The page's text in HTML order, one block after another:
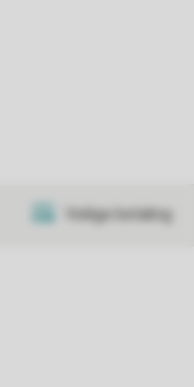
Veilige betaling